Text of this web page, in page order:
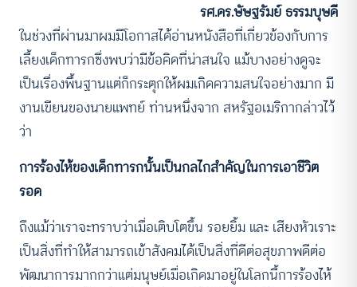
รศ.ดร.ษัษฐรัมย์ ธรรมบุษดี
ในช่วงที่ผ่านมาผมมีโอกาสได้อ่านหนังสือที่เกี่ยวข้องกับการ
เลี้ยงเด็กทารกซึ่งพบว่ามีข้อคิดที่น่าสนใจ แม้บางอย่างดูจะ
เป็นเรื่องพื้นฐานแต่ก็กระตุกให้ผมเกิดความสนใจอย่างมาก มี
งานเขียนของนายแพทย์ ท่านหนึ่งจาก สหรัฐอเมริกากล่าวไว้
ว่า
การร้องไห้ของเด็กทารกนั้นเป็นกลไกสำคัญในการเอาชีวิต
รอด
ถึงแม้ว่าเราจะทราบว่าเมื่อเติบโตขึ้น รอยยิ้ม และ เสียงหัวเราะ
เป็นสิ่งที่ทำให้สามารถเข้าสังคมได้เป็นสิ่งที่ดีต่อสุขภาพดีต่อ
พัฒนาการมากกว่าแต่มนุษย์เมื่อเกิดมาอยู่ในโลกนี้การร้องไห้